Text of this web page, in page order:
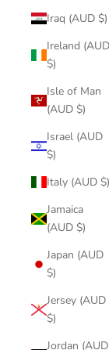
Iraq (AUD $)
Ireland (AUD
$)
Isle of Man
(AUD $)
Israel (AUD
$)
Italy (AUD $)
Jamaica
(AUD $)
Japan (AUD
$)
Jersey (AUD
$)
Jordan (AUD